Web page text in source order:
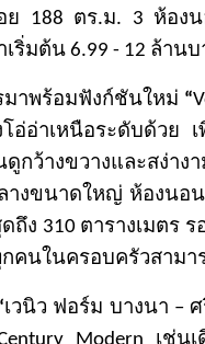
ย 188 ตร.ม. 3 ห้อง
เริ่มต้น 6.99 - 12 ล้านบ
มาพร้อมฟังก์ชันใหม่ “
อ่อ่าเหนือระดับด้วย
ดูกว้างขวางและสง่
างขนาดใหญ่ ห้องนอ
ถึง 310 ตารางเมตร
คนในครอบครัวสามา
เวนิว ฟอร์ม บางนา –